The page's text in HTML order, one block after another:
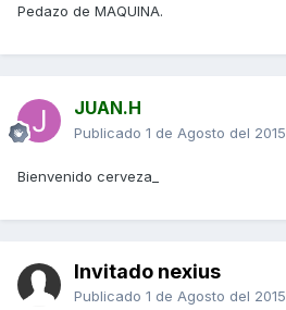
Pedazo de MAQUINA.
JUAN.H
Publicado 1 de Agosto del 2015
Bienvenido cerveza_
Invitado nexius
Publicado 1 de Agosto del 2015